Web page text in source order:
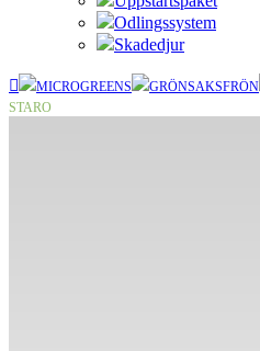
Odlingssystem
Skadedjur
MICROGREENS GRÖNSAKSFRÖN
STARO